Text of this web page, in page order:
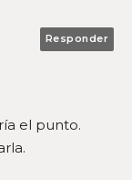
Responder
el punto.